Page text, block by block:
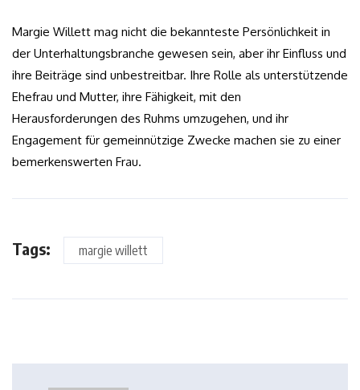
Margie Willett mag nicht die bekannteste Persönlichkeit in
der Unterhaltungsbranche gewesen sein, aber ihr Einfluss und
ihre Beiträge sind unbestreitbar. Ihre Rolle als unterstützende
Ehefrau und Mutter, ihre Fähigkeit, mit den
Herausforderungen des Ruhms umzugehen, und ihr
Engagement für gemeinnützige Zwecke machen sie zu einer
bemerkenswerten Frau.
Tags: margie willett